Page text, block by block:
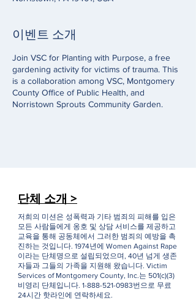
이벤트 소개
Join VSC for Planting with Purpose, a free
gardening activity for victims of trauma. This
is a collaboration among VSC, Montgomery
County Office of Public Health, and
Norristown Sprouts Community Garden.
단체 소개 >
저희의 미션은 성폭력과 기타 범죄의 피해를 입은
모든 사람들에게 옹호 및 상담 서비스를 제공하고
교육을 통해 공동체에서 그러한 범죄의 예방을 촉
진하는 것입니다. 1974년에 Women Against Rape
이라는 단체명으로 설립되었으며, 40년 넘게 생존
자들과 그들의 가족을 지원해 왔습니다. Victim
Services of Montgomery County, Inc.는 501(c)(3)
비영리 단체입니다. 1-888-521-0983번으로 무료
24시간 핫라인에 연락하세요.